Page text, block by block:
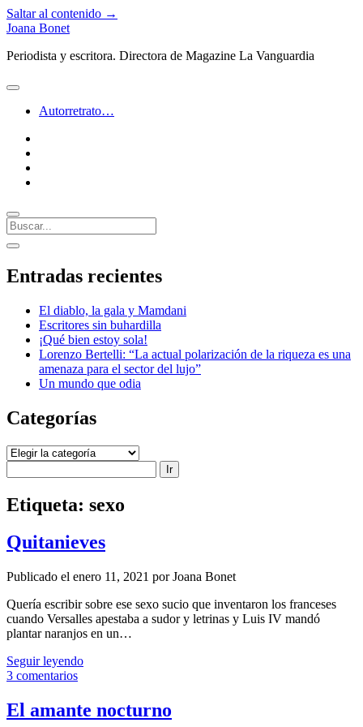
Saltar al contenido →
Joana Bonet
Periodista y escritora. Directora de Magazine La Vanguardia
abrir
Autorretrato…
Buscar
Barra
lateral
abrir
lateral
Entradas recientes
El diablo, la gala y Mamdani
Escritores sin buhardilla
¡Qué bien estoy sola!
Lorenzo Bertelli: “La actual polarización de la riqueza es una
amenaza para el sector del lujo”
Un mundo que odia
Categorías
Categorías
Etiqueta: sexo
Quitanieves
Publicado el enero 11, 2021 por Joana Bonet
Quería escribir sobre ese sexo sucio que ­inventaron los franceses
cuando Versalles apestaba a sudor y letrinas y Luis IV mandó
plantar naranjos en un…
Seguir leyendoQuitanieves
3 comentarios
El amante nocturno